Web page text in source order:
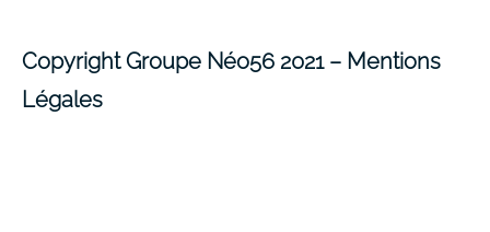
Copyright Groupe Néo56 2021 – Mentions
Légales